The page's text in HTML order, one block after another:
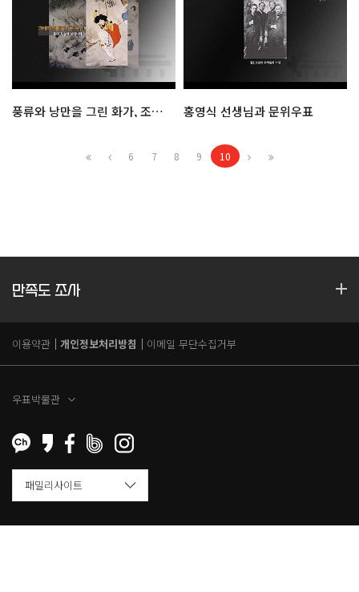
풍류와 낭만을 그린 화가, 조선시대 신윤복 홍영식 선생님과 문위우표
6 7 8 9 10
만족도 조사
이용약관 개인정보처리방침 이메일 무단수집거부
우표박물관